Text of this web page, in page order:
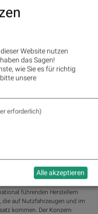
machen mir Freude:
,Rosenbauer,Andritz,
, Porr,SBO
,Amag,DO&CO,CPI
,Fresenius
führenden Herstellern
die auf Nutzfahrzeugen und im
kommen. Der Konzern
Website nutzen
das Sagen!
wie Sie es für richtig
unsere
erforderlich)
Alle akzeptieren